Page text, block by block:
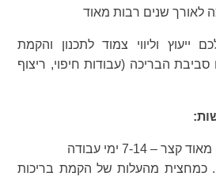
לאורך שנים רבות מאוד
ייעוץ וליווי צמוד לתכנון והקמת
סביבת הבריכה (עבודות חיפוי, ריצוף
– 7-14 ימי עבודה
כמחצית מהעלות של הקמת בריכות